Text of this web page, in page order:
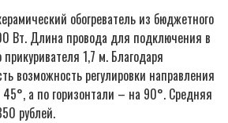
обогреватель из бюджетного
Вт. Длина провода для подключения в
прикуривателя 1,7 м. Благодаря
возможность регулировки направления
45°, а по горизонтали – на 90°. Средняя
рублей.